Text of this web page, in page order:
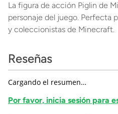
La figura de acción Piglin de
personaje del juego. Perfecta
y coleccionistas de Minecraft.
Reseñas
Cargando el resumen…
Por favor, inicia sesión para